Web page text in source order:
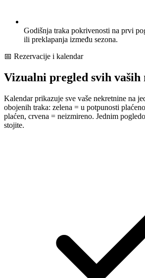
Godišnja traka pokrivenosti na prvi
ili preklapanja između sezona.
📅 Rezervacije i kalendar
Vizualni pregled svih
Kalendar prikazuje sve vaše nekretnine na
obojenih traka: zelena = u potpunosti
plaćen, crvena = neizmireno. Jednim
stojite.